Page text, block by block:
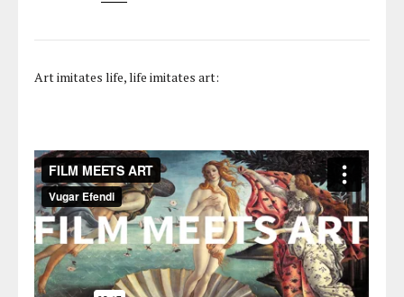
Art imitates life, life imitates art: